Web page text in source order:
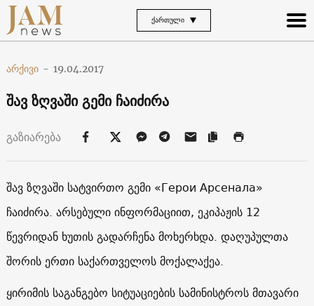
ᲥᲐᲠᲗᲣᲚᲘ
არქივი - 19.04.2017
შავ ზღვაში გემი ჩაიძირა
გაზიარება
შავ ზღვაში სატვირთო გემი «Герои Арсенала»
ჩაიძირა. არსებული ინფორმაციით, ეკიპაჟის 12
წევრიდან ხუთის გადარჩენა მოხერხდა. დაღუპულთა
შორის ერთი საქართველოს მოქალაქეა.
ყირიმის საგანგებო სიტუაციების სამინისტროს მთავარი